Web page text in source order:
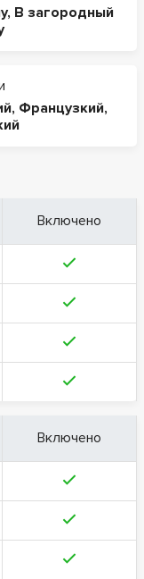
, В загородный
, Французкий,
Включено
Включено